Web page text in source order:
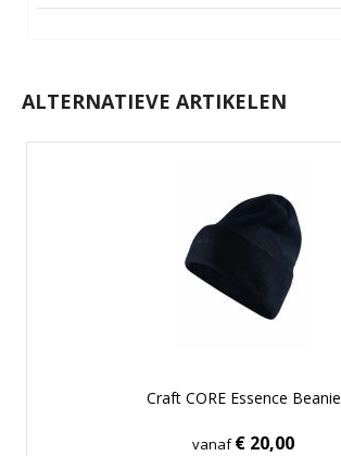
ALTERNATIEVE ARTIKELEN
Craft CORE Essence Beanie
vanaf€ 20,00